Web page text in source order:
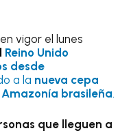
vigor el lunes
Reino Unido
desde
a la nueva cepa
brasileña.
que lleguen a